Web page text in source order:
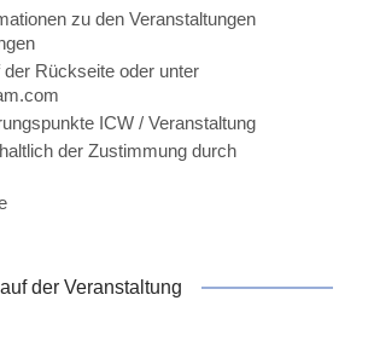
zu den Veranstaltungen
der Rückseite oder unter
ICW / Veranstaltung
der Zustimmung durch
der Veranstaltung